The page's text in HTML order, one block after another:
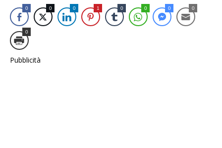
0 0 0 1 0 0 0 0
0
Pubblicità